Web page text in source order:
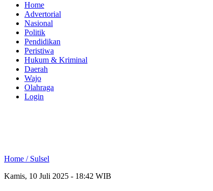
Home
Advertorial
Nasional
Politik
Pendidikan
Peristiwa
Hukum & Kriminal
Daerah
Wajo
Olahraga
Login
Home / Sulsel
Kamis, 10 Juli 2025 - 18:42 WIB